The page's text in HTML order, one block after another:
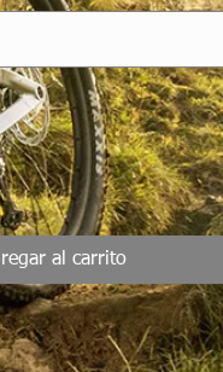
al carrito